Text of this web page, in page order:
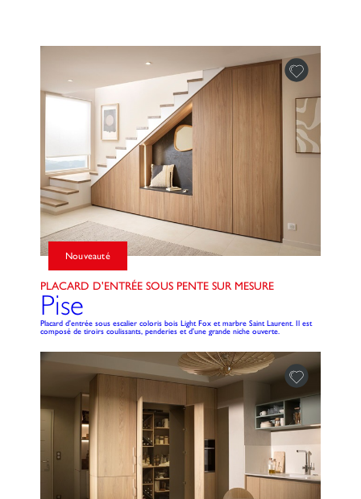
PLACARD D'ENTRÉE SOUS PENTE SUR MESURE
Nouveauté
Pise
Placard d'entrée sous escalier coloris bois Light Fox et marbre Saint Laurent. Il est
composé de tiroirs coulissants, penderies et d'une grande niche ouverte.